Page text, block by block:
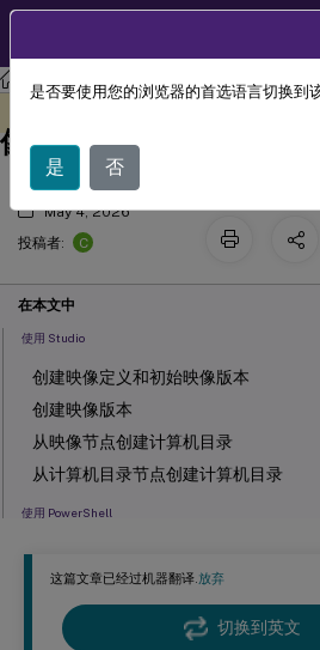
Citrix DaaS
这篇文章已经过机器翻译.放弃
切换到英文
在 Red Hat OpenShift
像创建目录
May 4, 2026
投稿者:
C
在本文中
使用 Studio
创建映像定义和初始映像版本
创建映像版本
从映像节点创建计算机目录
从计算机目录节点创建计算机目录
使用 PowerShell
更多信息
是否要使用您的浏览器的首选语言切换到
是 否